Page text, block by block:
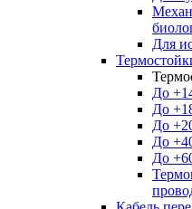
Для
До
До
До
До
До